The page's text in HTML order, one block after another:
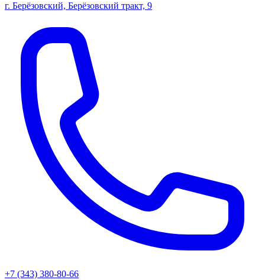
г. Берёзовский, Берёзовский тракт, 9
+7 (343) 380-80-66